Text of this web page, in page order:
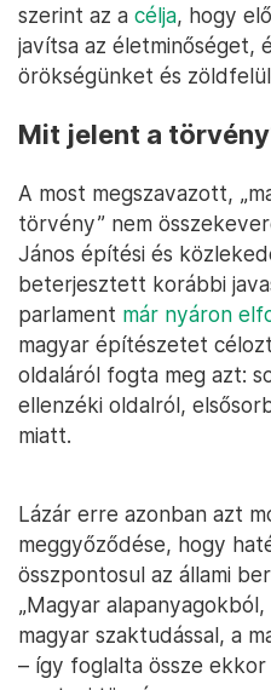
szerint az a célja, hogy
javítsa az életminőséget,
örökségünket és
Mit jelent a
A most megszavazott,
törvény” nem
János építési és
beterjesztett korábbi
parlament már nyáron
magyar építészetet
oldaláról fogta meg azt:
ellenzéki oldalról,
miatt.
Lázár erre azonban azt
meggyőződése, hogy
összpontosul az állami
„Magyar
magyar szaktudással, a
– így foglalta össze